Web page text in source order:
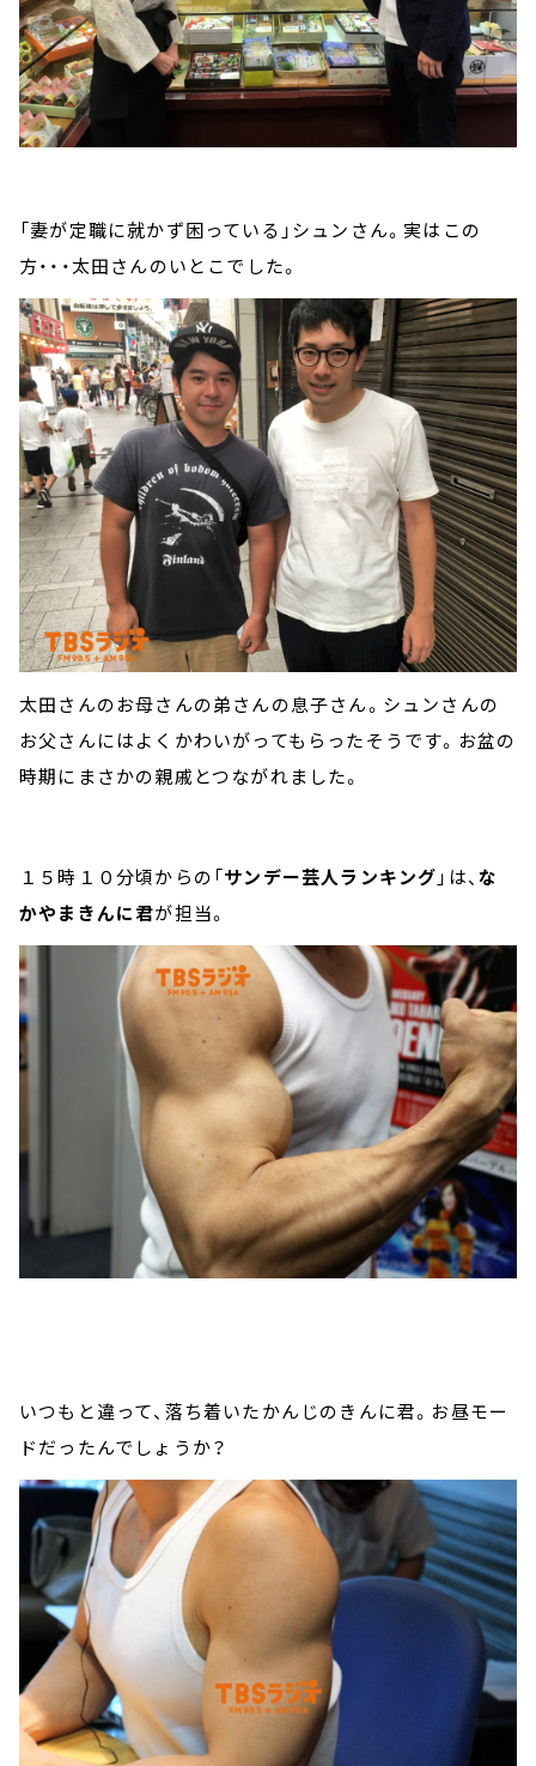
「妻が定職に就かず困っている」シュンさん。実はこの
方・・・太田さんのいとこでした。
太田さんのお母さんの弟さんの息子さん。シュンさんの
お父さんにはよくかわいがってもらったそうです。お盆の
時期にまさかの親戚とつながれました。
１５時１０分頃からの「サンデー芸人ランキング 」は、な
かやまきんに君が担当。
いつもと違って、落ち着いたかんじのきんに君。お昼モー
ドだったんでしょうか？